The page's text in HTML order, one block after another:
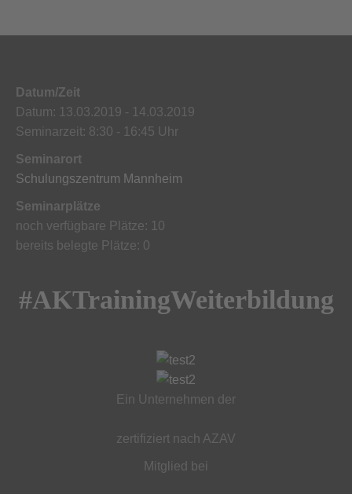
Datum/Zeit
Datum: 13.03.2019 - 14.03.2019
Seminarzeit: 8:30 - 16:45 Uhr
Seminarort
Schulungszentrum Mannheim
Seminarplätze
noch verfügbare Plätze: 10
bereits belegte Plätze: 0
#AKTrainingWeiterbildung
Ein Unternehmen der
zertifiziert nach AZAV
Mitglied bei